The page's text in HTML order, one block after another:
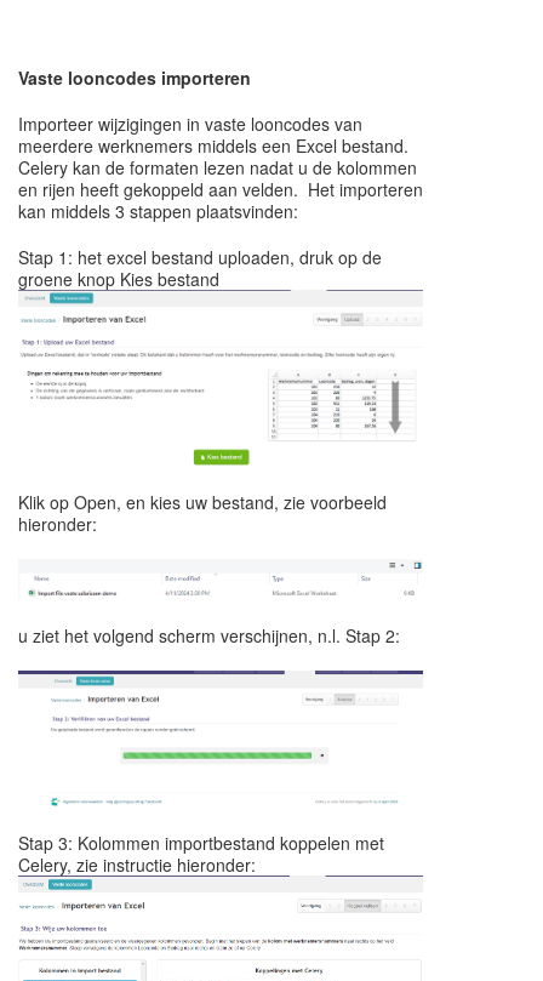
Vaste looncodes importeren
Importeer wijzigingen in vaste looncodes van
meerdere werknemers middels een Excel bestand.
Celery kan de formaten lezen nadat u de kolommen
en rijen heeft gekoppeld aan velden. Het importeren
kan middels 3 stappen plaatsvinden:
Stap 1: het excel bestand uploaden, druk op de
groene knop Kies bestand
Klik op Open, en kies uw bestand, zie voorbeeld
hieronder:
u ziet het volgend scherm verschijnen, n.l. Stap 2:
Stap 3: Kolommen importbestand koppelen met
Celery, zie instructie hieronder: